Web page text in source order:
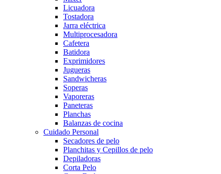
Licuadora
Tostadora
Jarra eléctrica
Multiprocesadora
Cafetera
Batidora
Exprimidores
Jugueras
Sandwicheras
Soperas
Vaporeras
Paneteras
Planchas
Balanzas de cocina
Cuidado Personal
Secadores de pelo
Planchitas y Cepillos de pelo
Depiladoras
Corta Pelo